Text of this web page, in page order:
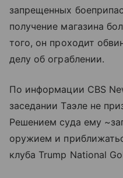
запрещенных
получение магазина
того, он проходит
делу об ограблении.
По информации CBS
заседании Таэле не
Решением суда ему
оружием и
клуба Trump National